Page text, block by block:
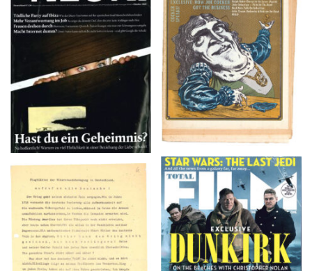
NEON – OKTOBER
2008
Crawdaddy – June/11/72
TOTAL FILM #260 –
SUMMER 2017
Flugblätter der Weissen
Rose – V, Januar 1943